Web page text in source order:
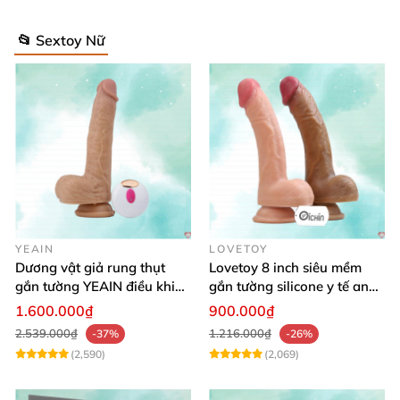
📂 Sextoy Nữ
YEAIN
Dương vật giả rung thụt
gắn tường YEAIN điều khiển
từ xa
1.600.000₫
2.539.000₫
-37%
(2,590)
LOVETOY
Lovetoy 8 inch siêu mềm
gắn tường silicone y tế an
toàn
900.000₫
1.216.000₫
-26%
(2,069)